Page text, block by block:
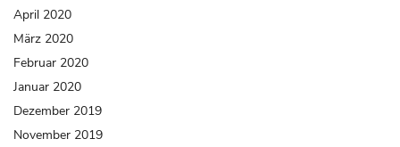
April 2020
März 2020
Februar 2020
Januar 2020
Dezember 2019
November 2019